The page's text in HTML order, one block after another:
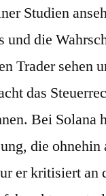
Studien
und die
Trader sehen
das
Bei Solana
die ohnehin
er kritisiert